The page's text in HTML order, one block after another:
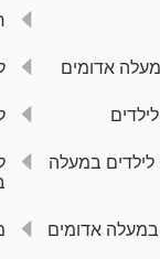
אדומים
לילדים במעלה
אדומים